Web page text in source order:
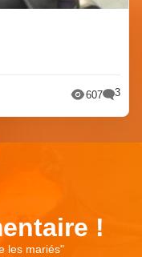
607 3
!
les mariés"